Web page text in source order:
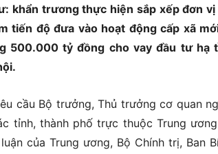
khẩn trương thực hiện sắp xếp đơn
tiến độ đưa vào hoạt động cấp xã
500.000 tỷ đồng cho vay đầu tư hạ
cầu Bộ trưởng, Thủ trưởng cơ quan
tỉnh, thành phố trực thuộc Trung
của Trung ương, Bộ Chính trị, Ban